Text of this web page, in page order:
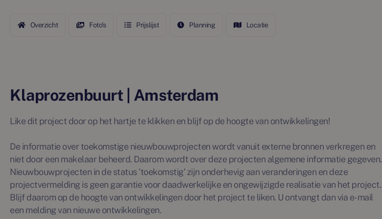
Overzicht Foto's Prijslijst Planning Locatie
Klaprozenbuurt | Amsterdam
Like dit project door op het hartje te klikken en blijf op de hoogte van ontwikkelingen!
De informatie over toekomstige nieuwbouwprojecten wordt vanuit externe bronnen verkregen en
niet door een makelaar beheerd. Daarom wordt over deze projecten algemene informatie gegeven.
Nieuwbouwprojecten in de status 'toekomstig' zijn onderhevig aan veranderingen en deze
projectvermelding is geen garantie voor daadwerkelijke en ongewijzigde realisatie van het project.
Blijf daarom op de hoogte van ontwikkelingen door het project te liken. U ontvangt dan via e-mail
een melding van nieuwe ontwikkelingen.